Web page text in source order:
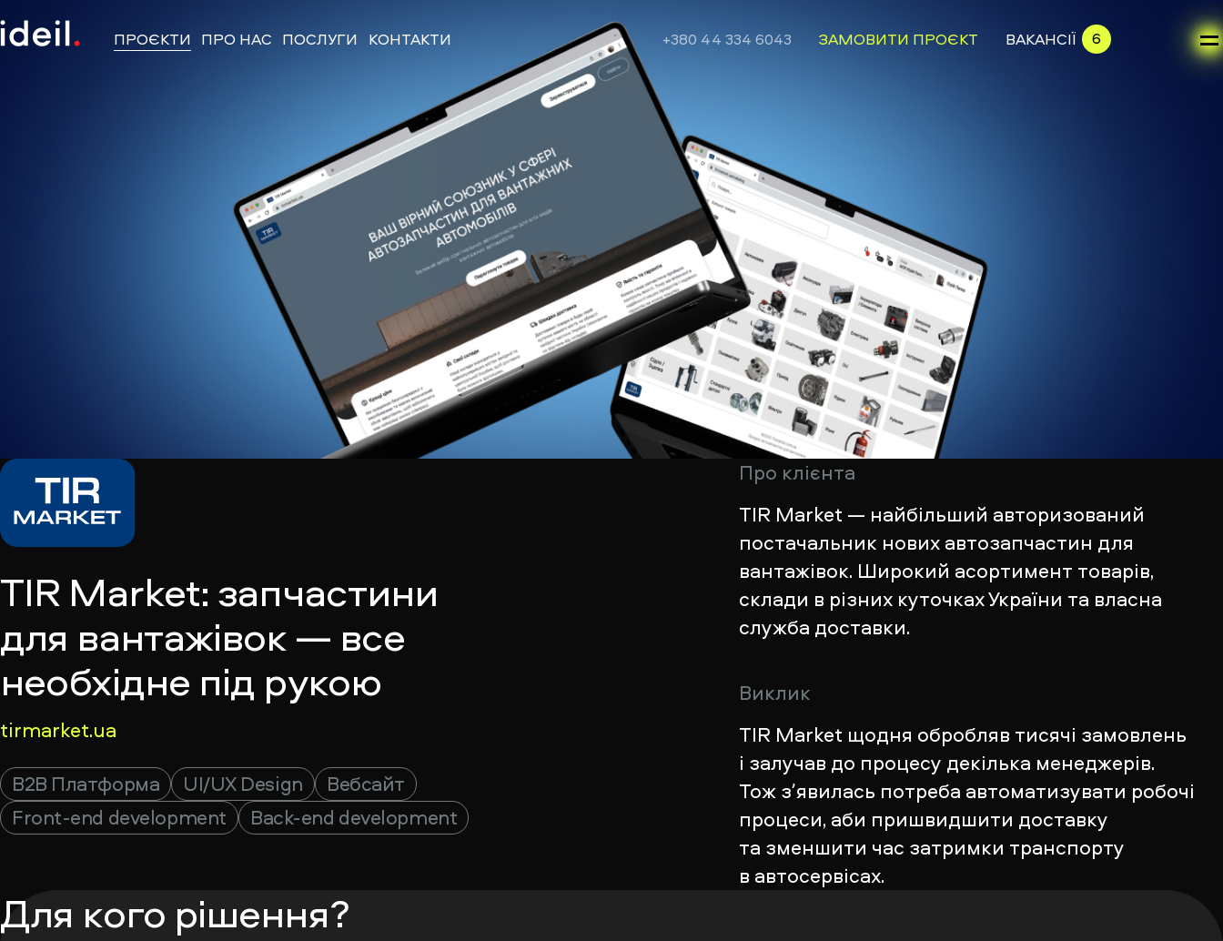
ПРОЄКТИ ПРО НАС ПОСЛУГИ КОНТАКТИ +380 44 334 6043 ЗАМОВИТИ ПРОЄКТ ВАКАНСІЇ 6
TIR Market: запчастини
для вантажівок — все
необхідне під рукою
tirmarket.ua
B2B Платформа UI/UX Design Вебсайт
Front-end development Back-end development
Про клієнта
TIR Market — найбільший авторизований
постачальник нових автозапчастин для
вантажівок. Широкий асортимент товарів,
склади в різних куточках України та власна
служба доставки.
Виклик
TIR Market щодня обробляв тисячі замовлень
і залучав до процесу декілька менеджерів.
Тож зʼявилась потреба автоматизувати робочі
процеси, аби пришвидшити доставку
та зменшити час затримки транспорту
в автосервісах.
Для кого рішення?